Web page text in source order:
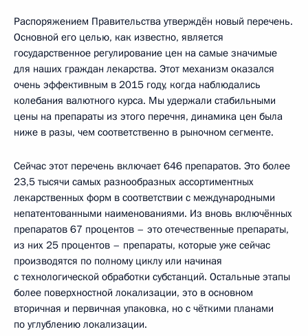
Распоряжением Правительства утверждён новый перечень.
Основной его целью, как известно, является
государственное регулирование цен на самые значимые
для наших граждан лекарства. Этот механизм оказался
очень эффективным в 2015 году, когда наблюдались
колебания валютного курса. Мы удержали стабильными
цены на препараты из этого перечня, динамика цен была
ниже в разы, чем соответственно в рыночном сегменте.
Сейчас этот перечень включает 646 препаратов. Это более
23,5 тысячи самых разнообразных ассортиментных
лекарственных форм в соответствии с международными
непатентованными наименованиями. Из вновь включённых
препаратов 67 процентов – это отечественные препараты,
из них 25 процентов – препараты, которые уже сейчас
производятся по полному циклу или начиная
с технологической обработки субстанций. Остальные этапы
более поверхностной локализации, это в основном
вторичная и первичная упаковка, но с чёткими планами
по углублению локализации.